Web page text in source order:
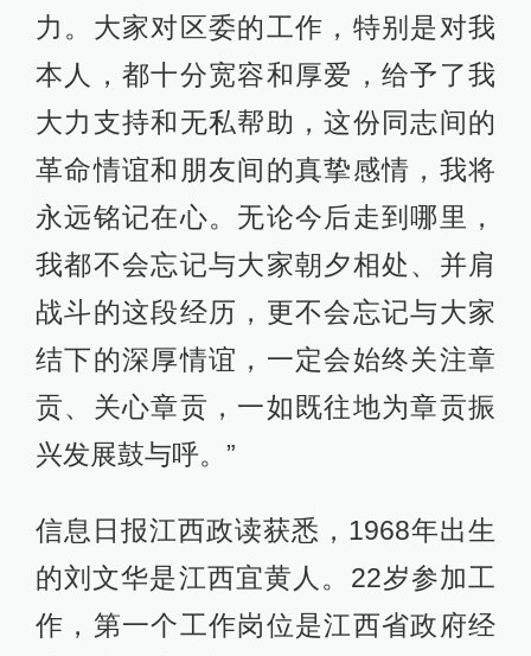
力。大家对区委的工作，特别是对我
本人，都十分宽容和厚爱，给予了我
大力支持和无私帮助，这份同志间的
革命情谊和朋友间的真挚感情，我将
永远铭记在心。无论今后走到哪里，
我都不会忘记与大家朝夕相处、并肩
战斗的这段经历，更不会忘记与大家
结下的深厚情谊，一定会始终关注章
贡、关心章贡，一如既往地为章贡振
兴发展鼓与呼。”
信息日报江西政读获悉，1968年出生
的刘文华是江西宜黄人。22岁参加工
作，第一个工作岗位是江西省政府经